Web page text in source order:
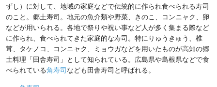
ずし）に対して、地域の家庭などで伝統的に作られ食べられる寿司
のこと。郷土寿司。地元の魚介類や野菜、きのこ、コンニャク、卵
などが用いられる。各地で祭りや祝い事など人が多く集まる際など
に作られ、食べられてきた家庭的な寿司。特にりゅうきゅう、椎
茸、タケノコ、コンニャク、ミョウガなどを用いたものが高知の郷
土料理「田舎寿司」として知られている。広島県や島根県などで食
べられている角寿司 なども田舎寿司と呼ばれる。